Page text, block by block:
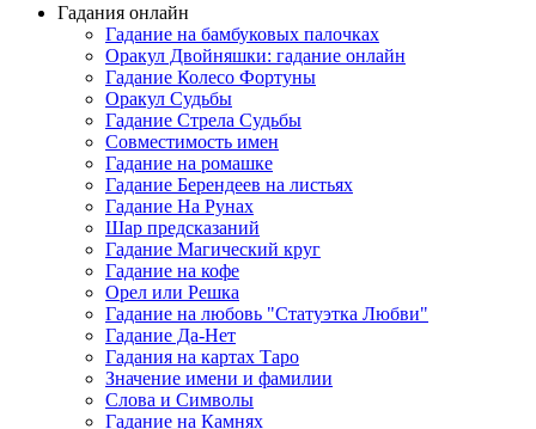
Гадания онлайн
Гадание на бамбуковых палочках
Оракул Двойняшки: гадание онлайн
Гадание Колесо Фортуны
Оракул Судьбы
Гадание Стрела Судьбы
Совместимость имен
Гадание на ромашке
Гадание Берендеев на листьях
Гадание На Рунах
Шар предсказаний
Гадание Магический круг
Гадание на кофе
Орел или Решка
Гадание на любовь "Статуэтка Любви"
Гадание Да-Нет
Гадания на картах Таро
Значение имени и фамилии
Слова и Символы
Гадание на Камнях